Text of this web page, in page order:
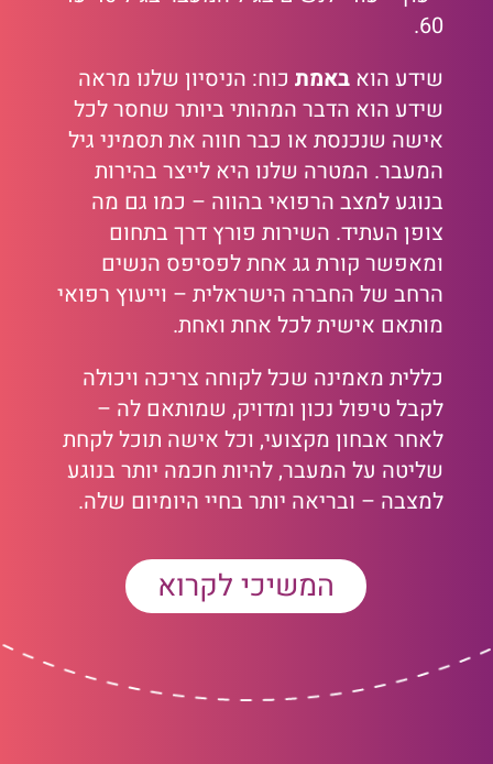
60.
שידע הוא באמתכוח: הניסיון שלנו מראה
שידע הוא הדבר המהותי ביותר שחסר לכל
אישה שנכנסת או כבר חווה את תסמיני גיל
המעבר. המטרה שלנו היא לייצר בהירות
בנוגע למצב הרפואי בהווה – כמו גם מה
צופן העתיד. השירות פורץ דרך בתחום
ומאפשר קורת גג אחת לפסיפס הנשים
הרחב של החברה הישראלית – וייעוץ רפואי
מותאם אישית לכל אחת ואחת.
כללית מאמינה שכל לקוחה צריכה ויכולה
לקבל טיפול נכון ומדויק, שמותאם לה –
לאחר אבחון מקצועי, וכל אישה תוכל לקחת
שליטה על המעבר, להיות חכמה יותר בנוגע
למצבה – ובריאה יותר בחיי היומיום שלה.
המשיכי לקרוא